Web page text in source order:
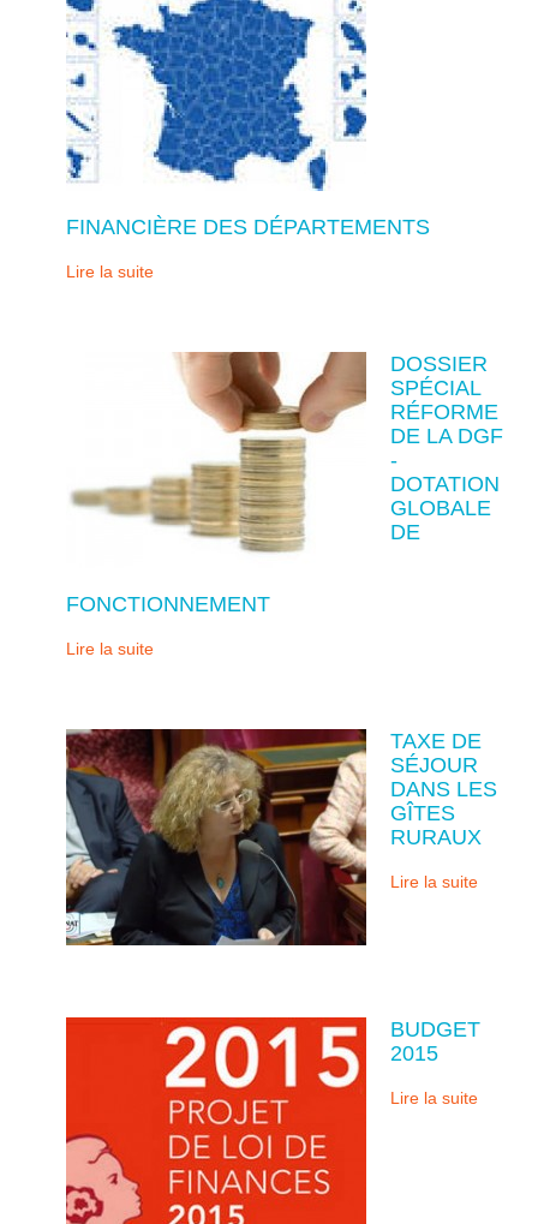
FINANCIÈRE DES DÉPARTEMENTS
Lire la suite
DOSSIER
SPÉCIAL
RÉFORME
DE LA DGF
-
DOTATION
GLOBALE
DE
FONCTIONNEMENT
Lire la suite
TAXE DE
SÉJOUR
DANS LES
GÎTES
RURAUX
Lire la suite
BUDGET
2015
Lire la suite